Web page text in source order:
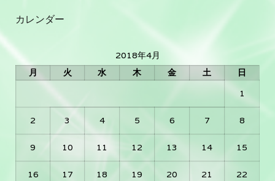
カレンダー
2018年4月
月
火 水 木 金 土
日
1
2 3 4 5 6 7 8
9 10 11 12 13 14 15
16 17 18 19 20 21 22